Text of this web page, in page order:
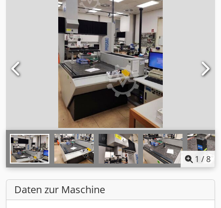
1 /8
Daten zur Maschine